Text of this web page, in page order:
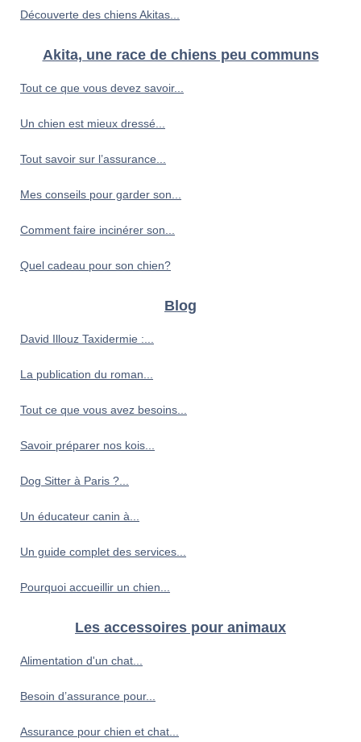
Découverte des chiens Akitas...
Akita, une race de chiens peu communs
Tout ce que vous devez savoir...
Un chien est mieux dressé...
Tout savoir sur l’assurance...
Mes conseils pour garder son...
Comment faire incinérer son...
Quel cadeau pour son chien?
Blog
David Illouz Taxidermie :...
La publication du roman...
Tout ce que vous avez besoins...
Savoir préparer nos kois...
Dog Sitter à Paris ?...
Un éducateur canin à...
Un guide complet des services...
Pourquoi accueillir un chien...
Les accessoires pour animaux
Alimentation d'un chat...
Besoin d’assurance pour...
Assurance pour chien et chat...